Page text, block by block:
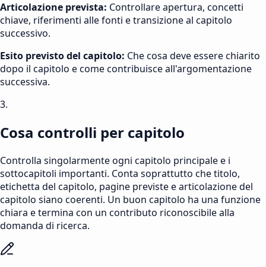
Articolazione prevista: Controllare apertura, concetti
chiave, riferimenti alle fonti e transizione al capitolo
successivo.
Esito previsto del capitolo: Che cosa deve essere chiarito
dopo il capitolo e come contribuisce all'argomentazione
successiva.
3.
Cosa controlli per capitolo
Controlla singolarmente ogni capitolo principale e i
sottocapitoli importanti. Conta soprattutto che titolo,
etichetta del capitolo, pagine previste e articolazione del
capitolo siano coerenti. Un buon capitolo ha una funzione
chiara e termina con un contributo riconoscibile alla
domanda di ricerca.